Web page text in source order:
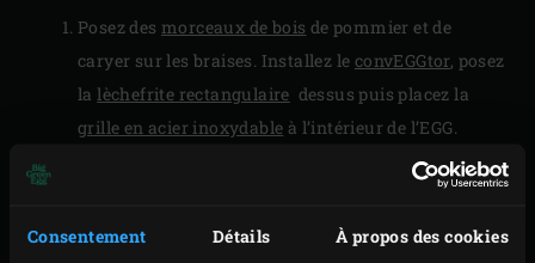
Consentement Détails À propos des cookies
Posez desmorceaux de bois de pommier et de
caryer sur les braises. Installez le convEGGtor, posez
lalèchefrite rectangulaire dessus puis placez la
grille en acier inoxydable à l’intérieur de l’EGG.
Placez l’échine sur la grille et enfoncez la sonde du
jusqu’au cœur de la
viande, puis réglez la température à cœur à 72-75